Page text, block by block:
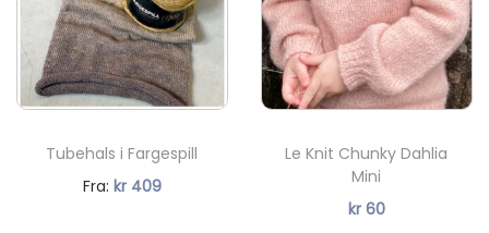
Tubehals i Fargespill
Fra: kr409
Le Knit Chunky Dahlia
Mini
kr60